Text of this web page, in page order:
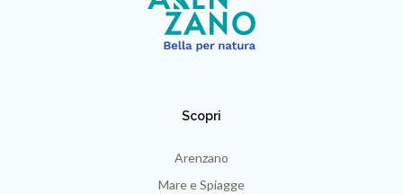
Scopri
Arenzano
Mare e Spiagge